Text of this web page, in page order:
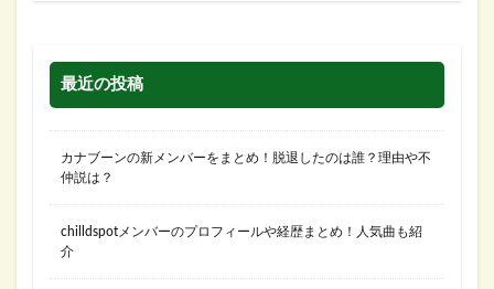
最近の投稿
カナブーンの新メンバーをまとめ！脱退したのは誰？理由や不
仲説は？
chilldspotメンバーのプロフィールや経歴まとめ！人気曲も紹
介